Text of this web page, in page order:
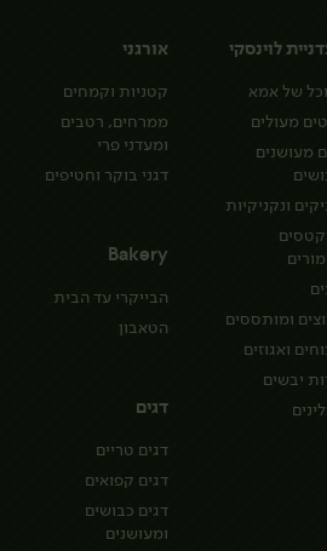
לוינסקי
של אמא
מעולים
מעושנים
ונקניקיות
ומותססים
ואגוזים
יבשים
אורגני
קטניות וקמחים
ממרחים, רטבים
ומעדני פרי
דגני בוקר וחטיפים
Bakery
הבייקרי עד הבית
הטאבון
דגים
דגים טריים
דגים קפואים
דגים כבושים
ומעושנים